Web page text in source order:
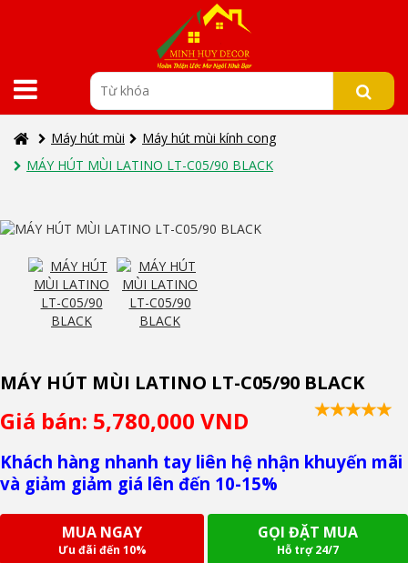
Máy hút mùi
Máy hút mùi kính cong
MÁY HÚT MÙI LATINO LT-C05/90 BLACK
MÁY HÚT MÙI LATINO LT-C05/90 BLACK
Giá bán: 5,780,000 VND
Khách hàng nhanh tay liên hệ nhận khuyến mãi
và giảm giảm giá lên đến 10-15%
MUA NGAY
Ưu đãi đến 10%
GỌI ĐẶT MUA
Hỗ trợ 24/7